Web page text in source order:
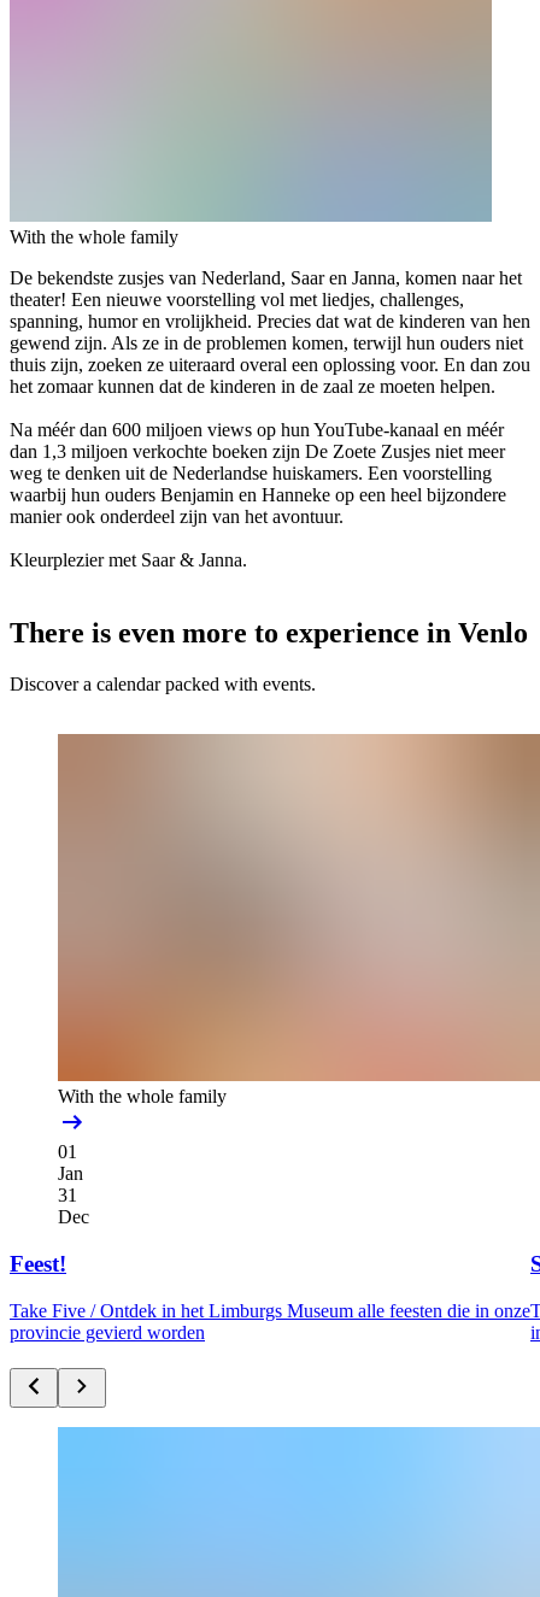
With the whole family
De bekendste zusjes van Nederland, Saar en Janna, komen naar het
theater! Een nieuwe voorstelling vol met liedjes, challenges,
spanning, humor en vrolijkheid. Precies dat wat de kinderen van hen
gewend zijn. Als ze in de problemen komen, terwijl hun ouders niet
thuis zijn, zoeken ze uiteraard overal een oplossing voor. En dan zou
het zomaar kunnen dat de kinderen in de zaal ze moeten helpen.
Na méér dan 600 miljoen views op hun YouTube-kanaal en méér
dan 1,3 miljoen verkochte boeken zijn De Zoete Zusjes niet meer
weg te denken uit de Nederlandse huiskamers. Een voorstelling
waarbij hun ouders Benjamin en Hanneke op een heel bijzondere
manier ook onderdeel zijn van het avontuur.
Kleurplezier met Saar & Janna.
There is even more to experience in Venlo
Discover a calendar packed with events.
With the whole family
01
Jan
31
Dec
Feest!
Take Five /Ontdek in het Limburgs Museum alle feesten die in onze
provincie gevierd worden